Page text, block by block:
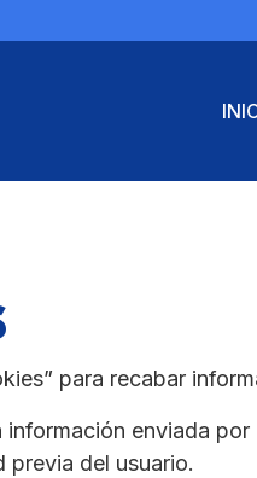
para recabar
información enviada
previa del usuario.